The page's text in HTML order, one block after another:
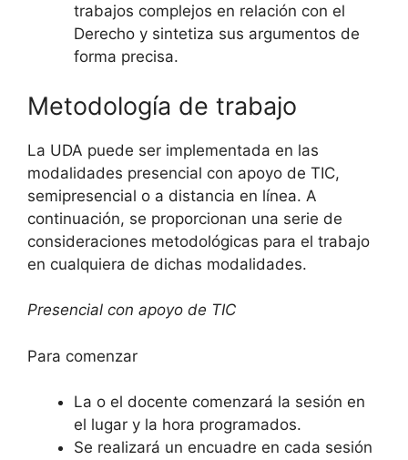
trabajos complejos en relación con el
Derecho y sintetiza sus argumentos de
forma precisa.
Metodología de trabajo
La UDA puede ser implementada en las
modalidades presencial con apoyo de TIC,
semipresencial o a distancia en línea. A
continuación, se proporcionan una serie de
consideraciones metodológicas para el trabajo
en cualquiera de dichas modalidades.
Presencial con apoyo de TIC
Para comenzar
La o el docente comenzará la sesión en
el lugar y la hora programados.
Se realizará un encuadre en cada sesión